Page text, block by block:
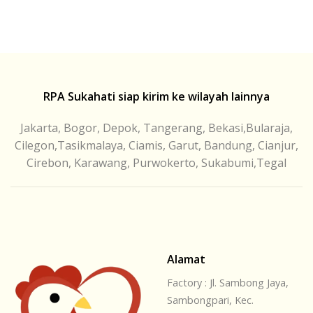
RPA Sukahati siap kirim ke wilayah lainnya
Jakarta, Bogor, Depok, Tangerang, Bekasi,Bularaja,
Cilegon,Tasikmalaya, Ciamis, Garut, Bandung, Cianjur,
Cirebon, Karawang, Purwokerto, Sukabumi,Tegal
Alamat
Factory : Jl. Sambong Jaya,
Sambongpari, Kec.